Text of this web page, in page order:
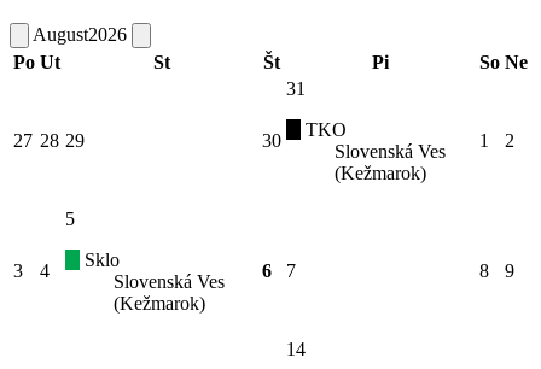
August2026
Po Ut St Št Pi So Ne
27 28 29 30
31
TKO
Slovenská Ves
(Kežmarok)
1 2
3 4
5
Sklo
Slovenská Ves
(Kežmarok)
6 7 8 9
14